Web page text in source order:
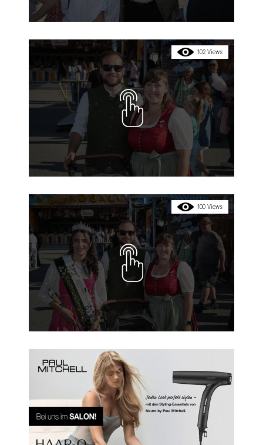
102 Views
100 Views